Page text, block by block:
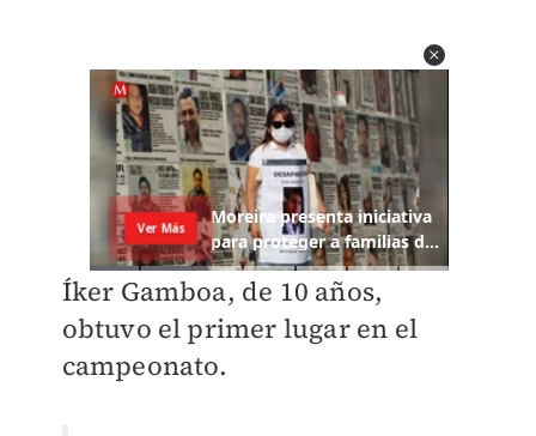
Íker Gamboa, de 10 años,
obtuvo el primer lugar en el
campeonato.